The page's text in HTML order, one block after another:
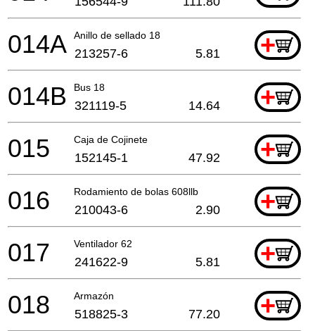
Anillo de sellado 18 +
014A 213257-6 5.81
Bus 18 +
014B 321119-5 14.64
Caja de Cojinete +
015 152145-1 47.92
Rodamiento de bolas 608llb +
016 210043-6 2.90
Ventilador 62 +
017 241622-9 5.81
Armazón +
018 518825-3 77.20